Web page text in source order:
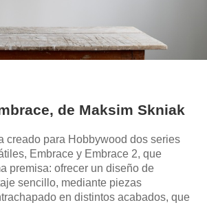
de Maksim Skniak
creado para Hobbywood dos series
Embrace y Embrace 2, que
premisa: ofrecer un diseño de
sencillo, mediante piezas
en distintos acabados, que